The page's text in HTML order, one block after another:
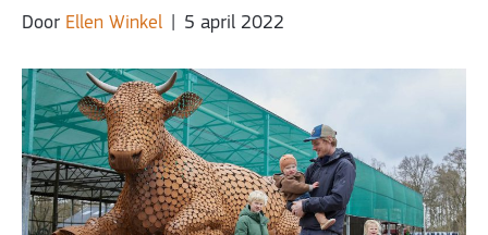
Door Ellen Winkel 5 april 2022